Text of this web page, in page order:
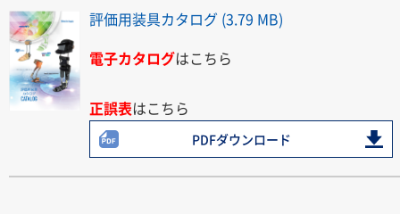
評価用装具カタログ (3.79 MB)
電子カタログはこちら
正誤表はこちら
PDFダウンロード